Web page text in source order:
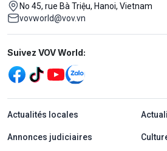
No 45, rue Bà Triệu, Hanoi, Vietnam
vovworld@vov.vn
Mạng xã hội
Suivez VOV World:
menu footer tiếng
Actualités locales
Annonces judiciaires